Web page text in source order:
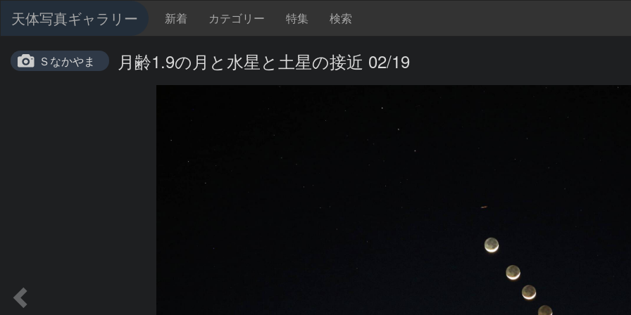
天体写真ギャラリー 新着 カテゴリー 特集 検索
Ｓなかやま 月齢1.9の月と水星と土星の接近 02/19